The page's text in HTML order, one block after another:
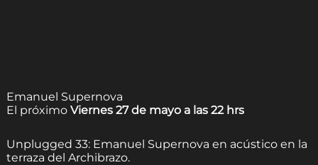
Emanuel Supernova
El próximo Viernes 27 de mayo a las 22 hrs
Unplugged 33: Emanuel Supernova en acústico en la
terraza del Archibrazo.